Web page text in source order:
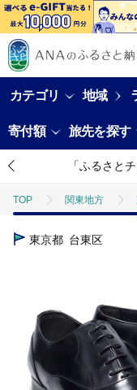
カテゴリ 地域
寄付額 旅先を探す
「ふるさと
TOP 関東地方
TOP
東京都 台東区